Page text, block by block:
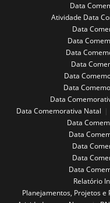
Data
Atividade Data
Data
Data
Data
Data
Data
Data
Data
Data Comemorativa Natal
Data
Data
Data
Data
Data
Relatório
Planejamentos, Projetos e